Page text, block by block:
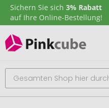
Sichern Sie sich 3% Rabatt
auf Ihre Online-Bestellung!